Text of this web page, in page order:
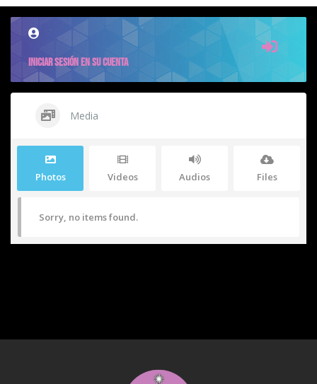
INICIAR SESIÓN EN SU CUENTA
Media
Photos Videos Audios Files
Sorry, no items found.